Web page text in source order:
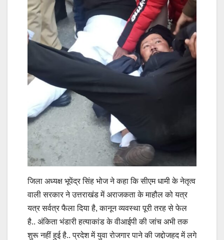
जिला अध्यक्ष भूपेंद्र सिंह भोज ने कहा कि सीएम धामी के नेतृत्व
वाली सरकार ने उत्तराखंड में अराजकता के माहौल को यत्र
यत्र सर्वत्र फैला दिया है, कानून व्यवस्था पूरी तरह से फेल
है.. अंकिता भंडारी हत्याकांड के वीआईपी की जांच अभी तक
शुरू नहीं हुई है.. प्रदेश में युवा रोजगार पाने की जद्दोजहद में लगे